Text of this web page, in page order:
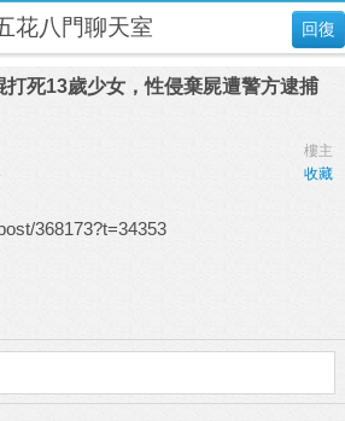
回復
花八門聊天室
打死13歲少女，性侵棄屍遭警方逮捕
樓主
收藏
368173?t=34353